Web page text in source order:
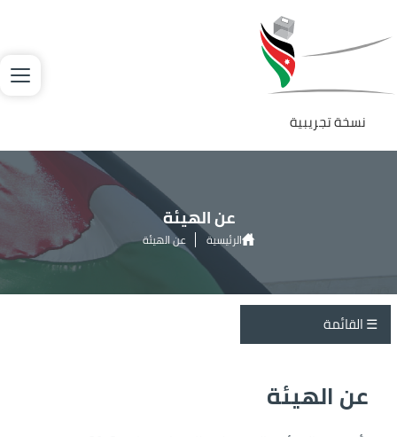
تجاوز إلى المحتوى الرئيسي
نسخة تجريبية
عن الهيئة
الرئيسية عن الهيئة
عن الهيئة
about us side menu